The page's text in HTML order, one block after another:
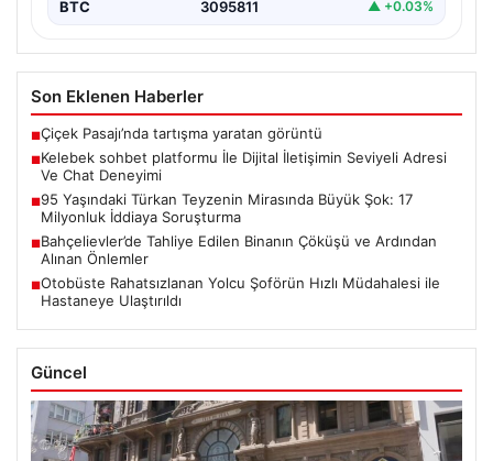
BTC 3095811 ▲ +0.03%
Son Eklenen Haberler
■Çiçek Pasajı’nda tartışma yaratan görüntü
■Kelebek sohbet platformu İle Dijital İletişimin Seviyeli Adresi
Ve Chat Deneyimi
■95 Yaşındaki Türkan Teyzenin Mirasında Büyük Şok: 17
Milyonluk İddiaya Soruşturma
■Bahçelievler’de Tahliye Edilen Binanın Çöküşü ve Ardından
Alınan Önlemler
■Otobüste Rahatsızlanan Yolcu Şoförün Hızlı Müdahalesi ile
Hastaneye Ulaştırıldı
Güncel